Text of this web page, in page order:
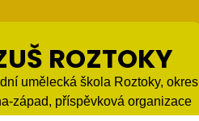
ROZTOKY
umělecká škola Roztoky, okres
západ, příspěvková organizace